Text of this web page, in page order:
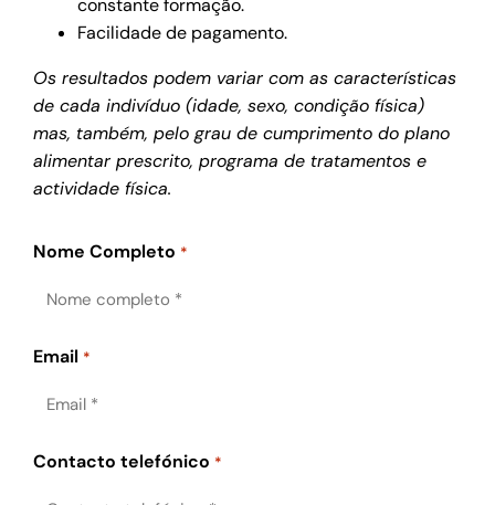
constante formação.
Facilidade de pagamento.
Os resultados podem variar com as características
de cada indivíduo (idade, sexo, condição física)
mas, também, pelo grau de cumprimento do plano
alimentar prescrito, programa de tratamentos e
actividade física.
Nome Completo *
Email *
Contacto telefónico *